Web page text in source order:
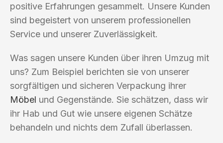
positive Erfahrungen gesammelt. Unsere Kunden
sind begeistert von unserem professionellen
Service und unserer Zuverlässigkeit.
Was sagen unsere Kunden über ihren Umzug mit
uns? Zum Beispiel berichten sie von unserer
sorgfältigen und sicheren Verpackung ihrer
Möbel und Gegenstände. Sie schätzen, dass wir
ihr Hab und Gut wie unsere eigenen Schätze
behandeln und nichts dem Zufall überlassen.